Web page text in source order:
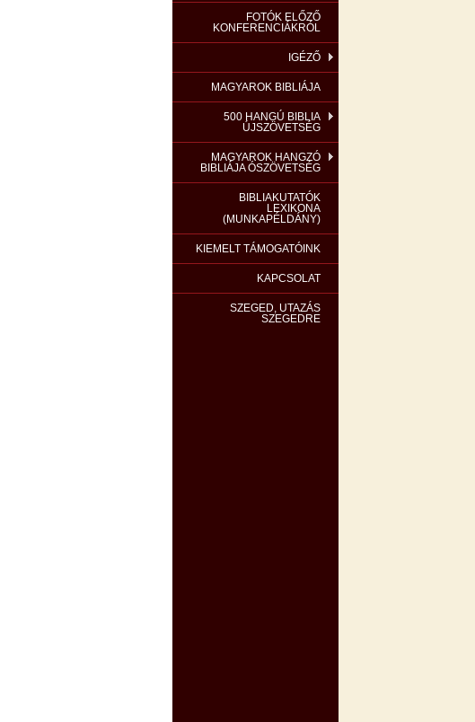
FOTÓK ELŐZŐ
KONFERENCIÁKRÓL
IGÉZŐ
MAGYAROK BIBLIÁJA
500 HANGÚ BIBLIA
ÚJSZÖVETSÉG
MAGYAROK HANGZÓ
BIBLIÁJA ÓSZÖVETSÉG
BIBLIAKUTATÓK
LEXIKONA
(MUNKAPÉLDÁNY)
KIEMELT TÁMOGATÓINK
KAPCSOLAT
SZEGED, UTAZÁS
SZEGEDRE